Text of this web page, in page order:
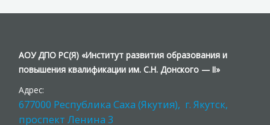
АОУ ДПО РС(Я) «Институт развития образования и
повышения квалификации им. С.Н. Донского — II»
Адрес:
677000 Республика Саха (Якутия), г. Якутск,
проспект Ленина 3